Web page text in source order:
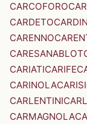
CARCOFORO
CARDETO
CARENNO
CARESANABLOT
CARIATICARIFE
CARINOLA
CARLENTINI
CARMAGNOLA